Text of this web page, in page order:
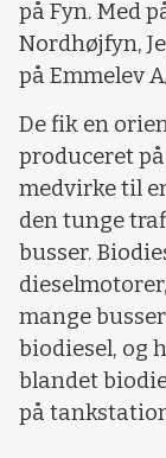
på Fyn. Med
Nordhøjfyn,
på Emmelev
De fik en
produceret
medvirke til
den tunge
busser.
mange
biodiesel, og
blandet
på